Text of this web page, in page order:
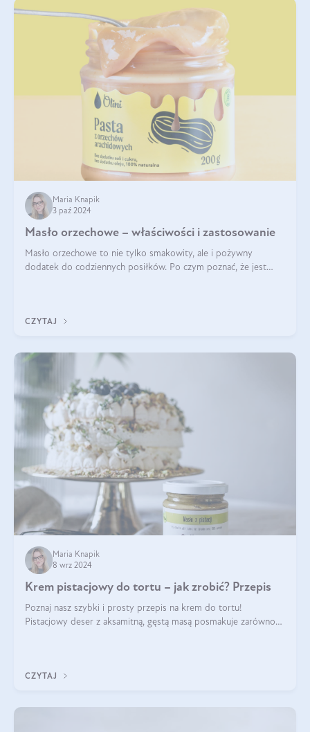
Maria Knapik
3 paź 2024
Masło orzechowe – właściwości i zastosowanie
Masło orzechowe to nie tylko smakowity, ale i pożywny
dodatek do codziennych posiłków. Po czym poznać, że jest
CZYTAJ
Maria Knapik
8 wrz 2024
Krem pistacjowy do tortu – jak zrobić? Przepis
Poznaj nasz szybki i prosty przepis na krem do tortu!
Pistacjowy deser z aksamitną, gęstą masą posmakuje zarówno
CZYTAJ